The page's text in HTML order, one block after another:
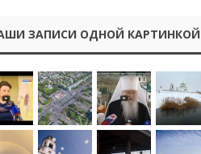
ЗАПИСИ ОДНОЙ КАРТИНКОЙ